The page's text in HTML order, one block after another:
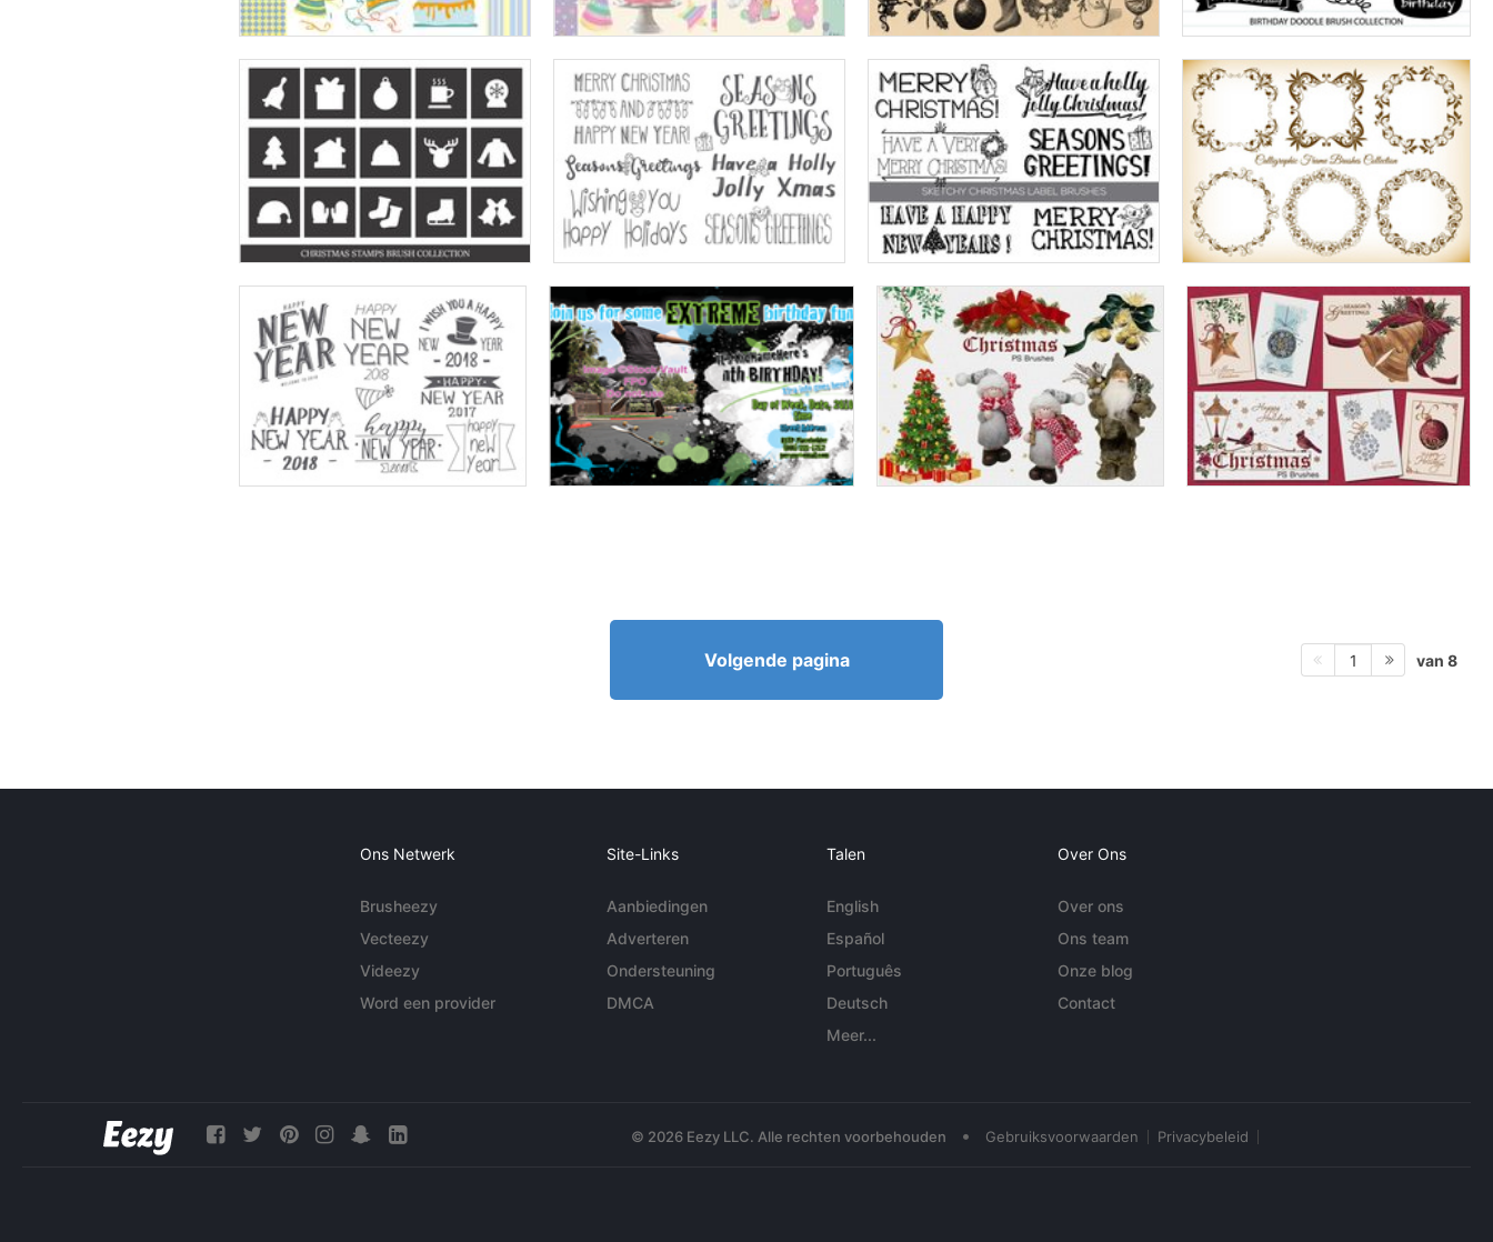
Volgende pagina 1 van 8
Ons Netwerk
Brusheezy
Vecteezy
Videezy
Word een provider
Site-Links
Aanbiedingen
Adverteren
Ondersteuning
DMCA
Talen
English
Español
Português
Deutsch
Meer...
Over Ons
Over ons
Ons team
Onze blog
Contact
© 2026 Eezy LLC. Alle rechten voorbehouden • Gebruiksvoorwaarden Privacybeleid